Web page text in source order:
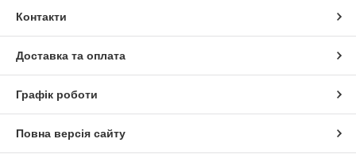
Контакти
Доставка та оплата
Графік роботи
Повна версія сайту